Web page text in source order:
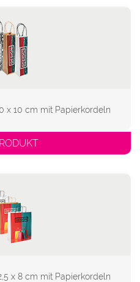
x 10 cm mit Papierkordeln
x 8 cm mit Papierkordeln